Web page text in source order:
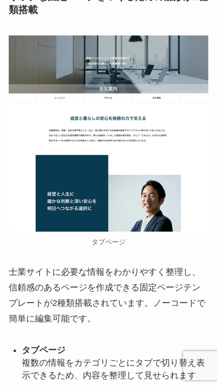
類搭載
タブページ
士業サイトに必要な情報をわかりやすく整理し、
信頼感のあるページを作成できる固定ページテン
プレートが2種類搭載されています。ノーコードで
簡単に編集可能です。
タブページ
複数の情報をカテゴリごとにタブで切り替え表
示できるため、内容を整理して見せられます